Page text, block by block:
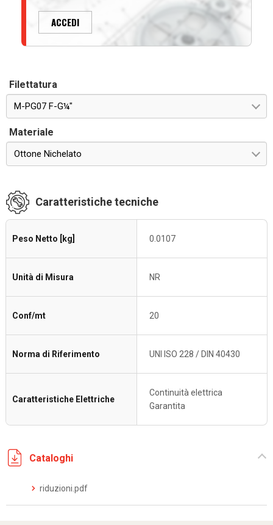
ACCEDI
Filettatura
M-PG07 F-G¼"
Materiale
Ottone Nichelato
Caratteristiche tecniche
Peso Netto [kg] 0.0107
Unità di Misura NR
Conf/mt 20
Norma di Riferimento UNI ISO 228 / DIN 40430
Caratteristiche Elettriche
Continuità elettrica
Garantita
Cataloghi
riduzioni.pdf